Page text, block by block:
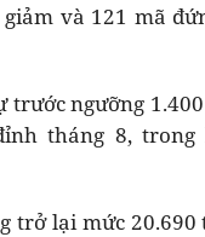
và 121 mã
ngưỡng
tháng 8,
trở lại mức 20.690